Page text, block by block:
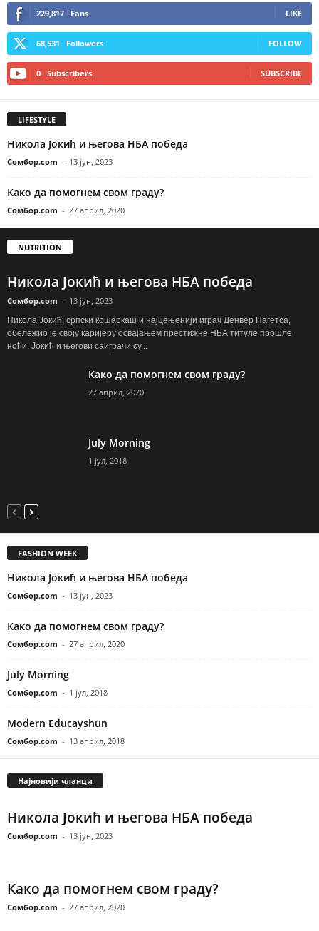
229,817 Fans LIKE
68,531 Followers FOLLOW
0 Subscribers SUBSCRIBE
LIFESTYLE
Никола Јокић и његова НБА победа
Сомбор.com - 13 јун, 2023
Како да помогнем свом граду?
Сомбор.com - 27 април, 2020
NUTRITION
Никола Јокић и његова НБА победа
Сомбор.com - 13 јун, 2023
Никола Јокић, српски кошаркаш и најцењенији играч Денвер Нагетса,
обележио је своју каријеру освајањем престижне НБА титуле прошле
ноћи. Јокић и његови саиграчи су...
Како да помогнем свом граду?
27 април, 2020
July Morning
1 јул, 2018
FASHION WEEK
Никола Јокић и његова НБА победа
Сомбор.com - 13 јун, 2023
Како да помогнем свом граду?
Сомбор.com - 27 април, 2020
July Morning
Сомбор.com - 1 јул, 2018
Modern Educayshun
Сомбор.com - 13 април, 2018
Најновији чланци
Никола Јокић и његова НБА победа
Сомбор.com - 13 јун, 2023
Како да помогнем свом граду?
Сомбор.com - 27 април, 2020